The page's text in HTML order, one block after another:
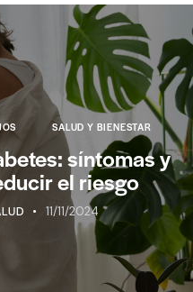
SALUD Y BIENESTAR
síntomas y
el riesgo
11/11/2024